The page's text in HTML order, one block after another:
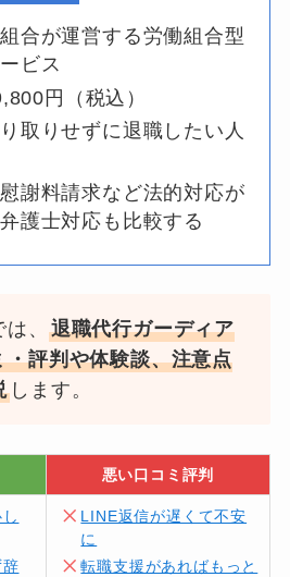
合が運営する労働組合型
ビス
円（税込）
取りせずに退職したい人
謝料請求など法的対応が
護士対応も比較する
、 退職代行ガーディア
・評判や体験談、注意点
します。
悪い口コミ評判
辞
LINE返信が遅くて不安
に
転職支援があればもっと